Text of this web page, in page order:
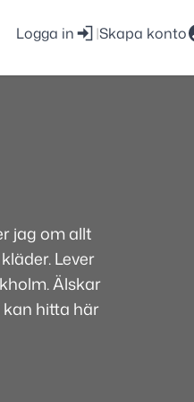
Logga in |Skapa konto
jag om allt
Lever
Älskar
kan hitta här